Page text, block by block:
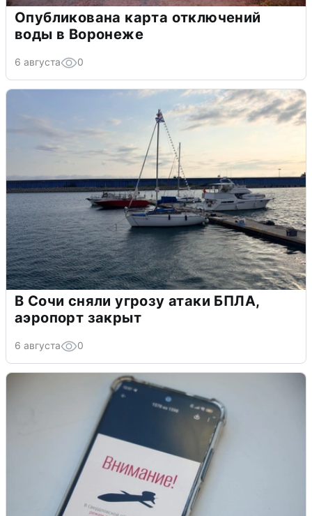
Опубликована карта отключений
воды в Воронеже
6 августа 0
В Сочи сняли угрозу атаки БПЛА,
аэропорт закрыт
6 августа 0